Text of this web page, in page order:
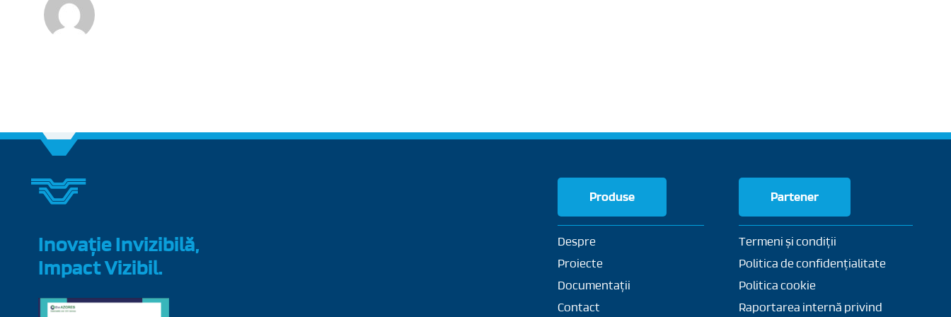
Inovație Invizibilă,
Impact Vizibil.
Produse
Despre
Proiecte
Documentații
Contact
Partener
Termeni și condiții
Politica de confidențialitate
Politica cookie
Raportarea internă privind